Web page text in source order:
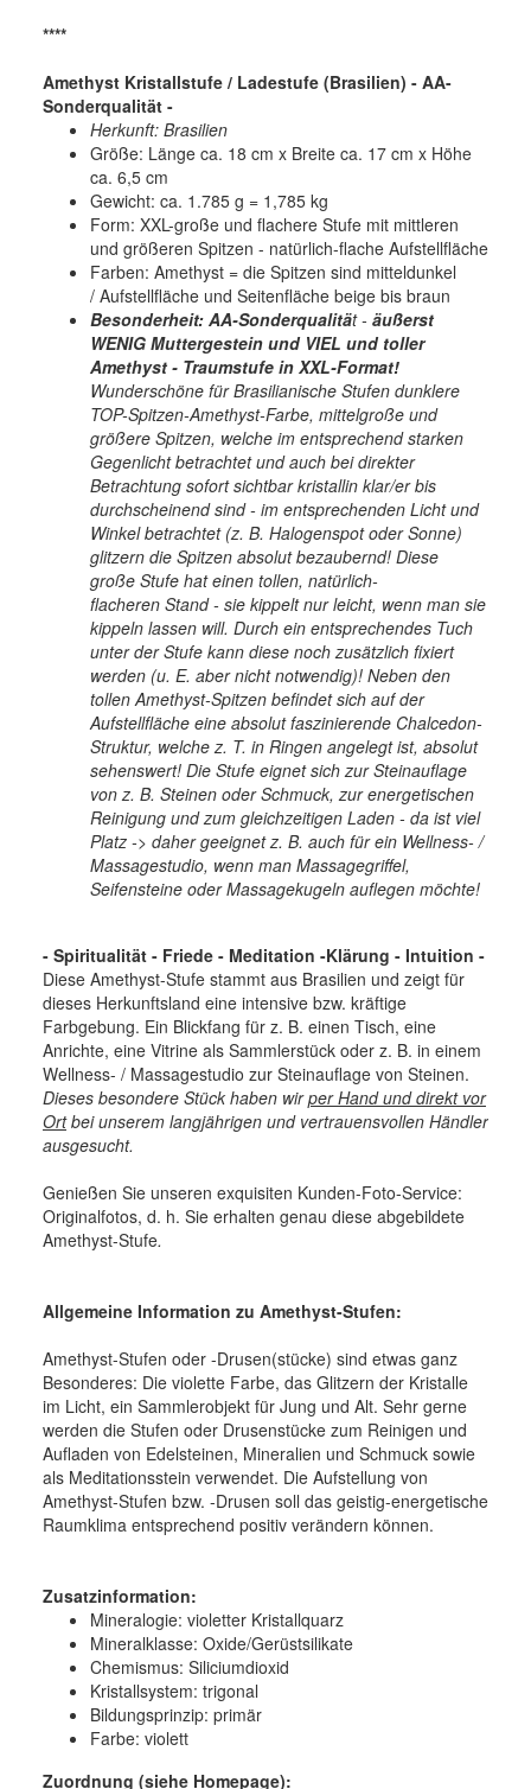
****
Amethyst Kristallstufe / Ladestufe (Brasilien) - AA-
Sonderqualität -
Herkunft: Brasilien
Größe: Länge ca. 18 cm x Breite ca. 17 cm x Höhe
ca. 6,5 cm
Gewicht: ca. 1.785 g = 1,785 kg
Form: XXL-große und flachere Stufe mit mittleren
und größeren Spitzen - natürlich-flache Aufstellfläche
Farben: Amethyst = die Spitzen sind mitteldunkel
/ Aufstellfläche und Seitenfläche beige bis braun
Besonderheit: AA-Sonderqualität - äußerst
WENIG Muttergestein und VIEL und toller
Amethyst - Traumstufe in XXL-Format!
Wunderschöne für Brasilianische Stufen dunklere
TOP-Spitzen-Amethyst-Farbe, mittelgroße und
größere Spitzen, welche im entsprechend starken
Gegenlicht betrachtet und auch bei direkter
Betrachtung sofort sichtbar kristallin klar/er bis
durchscheinend sind - im entsprechenden Licht und
Winkel betrachtet (z. B. Halogenspot oder Sonne)
glitzern die Spitzen absolut bezaubernd! Diese
große Stufe hat einen tollen, natürlich-
flacheren Stand - sie kippelt nur leicht, wenn man sie
kippeln lassen will. Durch ein entsprechendes Tuch
unter der Stufe kann diese noch zusätzlich fixiert
werden (u. E. aber nicht notwendig)! Neben den
tollen Amethyst-Spitzen befindet sich auf der
Aufstellfläche eine absolut faszinierende Chalcedon-
Struktur, welche z. T. in Ringen angelegt ist, absolut
sehenswert! Die Stufe eignet sich zur Steinauflage
von z. B. Steinen oder Schmuck, zur energetischen
Reinigung und zum gleichzeitigen Laden - da ist viel
Platz -> daher geeignet z. B. auch für ein Wellness- /
Massagestudio, wenn man Massagegriffel,
Seifensteine oder Massagekugeln auflegen möchte!
- Spiritualität - Friede - Meditation -Klärung - Intuition -
Diese Amethyst-Stufe stammt aus Brasilien und zeigt für
dieses Herkunftsland eine intensive bzw. kräftige
Farbgebung. Ein Blickfang für z. B. einen Tisch, eine
Anrichte, eine Vitrine als Sammlerstück oder z. B. in einem
Wellness- / Massagestudio zur Steinauflage von Steinen.
Dieses besondere Stück haben wirper Hand und direkt vor
Ortbei unserem langjährigen und vertrauensvollen Händler
ausgesucht.
Genießen Sie unseren exquisiten Kunden-Foto-Service:
Originalfotos, d. h. Sie erhalten genau diese abgebildete
Amethyst-Stufe.
Allgemeine Information zu Amethyst-Stufen:
Amethyst-Stufen oder -Drusen(stücke) sind etwas ganz
Besonderes: Die violette Farbe, das Glitzern der Kristalle
im Licht, ein Sammlerobjekt für Jung und Alt. Sehr gerne
werden die Stufen oder Drusenstücke zum Reinigen und
Aufladen von Edelsteinen, Mineralien und Schmuck sowie
als Meditationsstein verwendet. Die Aufstellung von
Amethyst-Stufen bzw. -Drusen soll das geistig-energetische
Raumklima entsprechend positiv verändern können.
Zusatzinformation:
Mineralogie: violetter Kristallquarz
Mineralklasse: Oxide/Gerüstsilikate
Chemismus: Siliciumdioxid
Kristallsystem: trigonal
Bildungsprinzip: primär
Farbe: violett
Zuordnung (siehe Homepage):